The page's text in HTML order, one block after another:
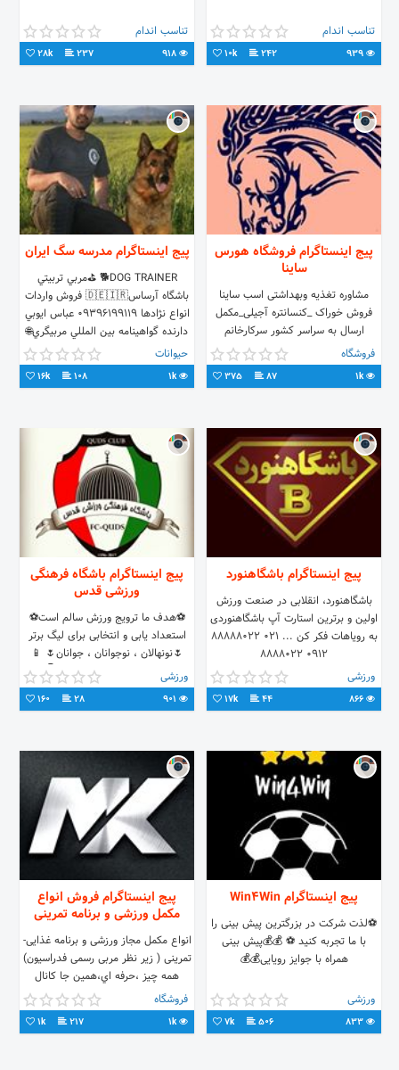
تناسب اندام
242
10k
تناسب اندام
237
28k
پیج اینستاگرام فروشگاه هورس
ساینا
مشاوره تغذیه وبهداشتی اسب ساینا
فروش خوراک _کنسانتره آجیلی_مکمل
ارسال به سراسر کشور سرکارخانم
قربانی۰۹۳۳۶۷۹۶۴۲۴
https://t.me/markethorsesaina
فروشگاه
1k
87
375
پیج اینستاگرام مدرسه سگ ايران
DOG TRAINER🐕 ⛳️مربي تربيتي
باشگاه آرساس🇩🇪🇮🇷 فروش واردات
انواع نژادها 09396199119 عباس ايوبي
دارنده گواهينامه بين المللي مربيگري🌐
@FCI @WUSV @IKCحیوانات
1k
108
16k
پیج اینستاگرام باشگاهنورد
باشگاهنورد، انقلابی در صنعت ورزش
اولین و برترین استارت آپ باشگاهنوردی
به رویاهات فکر کن ... 021 88888022
0912 8888022
ورزشی
44
17k
پیج اینستاگرام باشگاه فرهنگی
ورزشی قدس
⚽هدف ما ترویج ورزش سالم است⚽
استعداد یابی و انتخابی برای لیگ‌ برتر
🌷نونهالان ، نوجوانان ، جوانان🌷 📱
شماره تماس‌ جهت ثبت نام👇
0938۶۷۰۱۸۷۰ 📞
ورزشی
28
160
پیج اینستاگرام Win4Win
⚽لذت شرکت در بزرگترین پیش بینی را
با ما تجربه کنید ⚽ 💰💰پیش بینی
همراه با جوایز رویایی💰💰
ورزشی
506
7k
پیج اینستاگرام فروش انواع
مکمل ورزشی و برنامه تمرینی
انواع مکمل مجاز ورزشی و برنامه غذایی-
تمرینی ( زیر نظر مربی رسمی فدراسیون)
همه چيز ،حرفه اي،همين جا كانال
تلگرام = ليست قيمت 📲فروشگاه
1k
217
1k